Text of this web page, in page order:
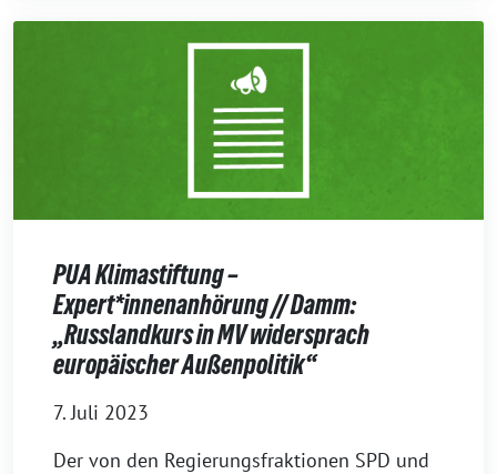
PUA Klimastiftung –
Expert*innenanhörung // Damm:
„Russlandkurs in MV widersprach
europäischer Außenpolitik“
7. Juli 2023
Der von den Regierungsfraktionen SPD und